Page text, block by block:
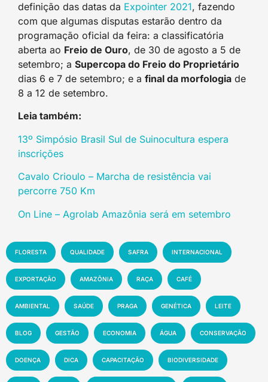
definição das datas da Expointer 2021, fazendo
com que algumas disputas estarão dentro da
programação oficial da feira: a classificatória
aberta ao Freio de Ouro, de 30 de agosto a 5 de
setembro; a Supercopa do Freio do Proprietário
dias 6 e 7 de setembro; e a final da morfologia de
8 a 12 de setembro.
Leia também:
13º Simpósio Brasil Sul de Suinocultura espera
inscrições
Cavalo Crioulo – Marcha de resistência vai
percorre 750 Km
On Line – Agrolab Amazônia será em setembro
FLORESTA QUALIDADE SAFRA INTERNACIONAL
EXPORTAÇÃO AMAZÔNIA RAÇA CAFÉ
AMBIENTAL SAÚDE PRAGA GENÉTICA LEITE
BLOG GESTÃO ECONOMIA ÁGUA CONSERVAÇÃO
DOENÇA DICA CAPACITAÇÃO BIODIVERSIDADE